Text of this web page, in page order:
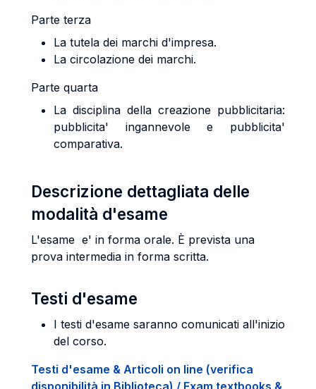
Parte terza
La tutela dei marchi d'impresa.
La circolazione dei marchi.
Parte quarta
La disciplina della creazione pubblicitaria:
pubblicita' ingannevole e pubblicita'
comparativa.
Descrizione dettagliata delle
modalità d'esame
L'esame e' in forma orale. È prevista una
prova intermedia in forma scritta.
Testi d'esame
I testi d'esame saranno comunicati all'inizio
del corso.
Testi d'esame & Articoli on line (verifica
disponibilità in Biblioteca) / Exam textbooks &